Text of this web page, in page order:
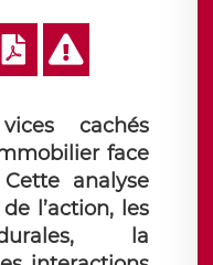
cachés
face
analyse
l’action, les
la